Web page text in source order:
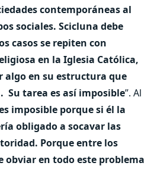
contemporáneas al
sociales. Scicluna debe
casos se repiten con
en la Iglesia Católica,
algo en su estructura que
Su tarea es así imposible”. Al
imposible porque si él la
obligado a socavar las
Porque entre los
obviar en todo este problema